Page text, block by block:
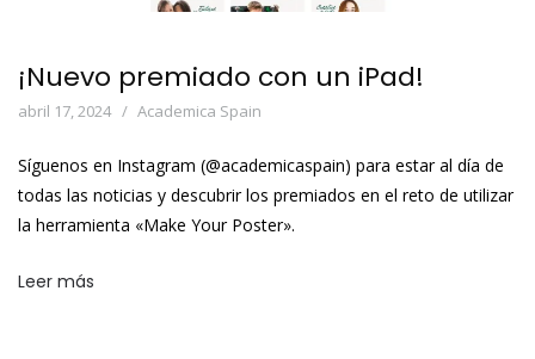
¡Nuevo premiado con un iPad!
abril 17, 2024 Academica Spain
Síguenos en Instagram (@academicaspain) para estar al día de
todas las noticias y descubrir los premiados en el reto de utilizar
la herramienta «Make Your Poster».
Leer más